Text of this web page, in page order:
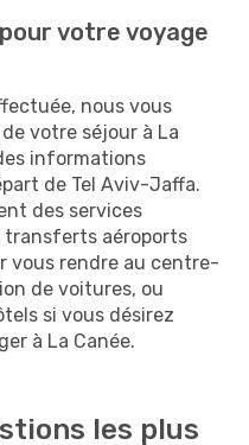
votre voyage
nous vous
votre séjour à La
informations
de Tel Aviv-Jaffa.
des services
transferts aéroports
vous rendre au centre-
de voitures, ou
si vous désirez
à La Canée.
les plus